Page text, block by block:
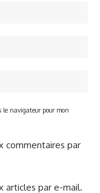
le navigateur pour mon
commentaires par
articles par e-mail.